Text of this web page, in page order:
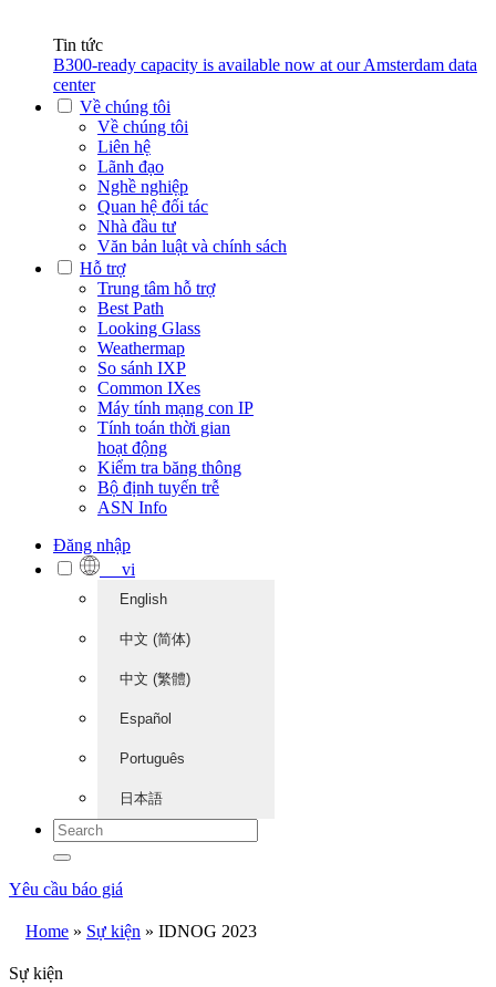
Tin tức
B300-ready capacity is available now at our Amsterdam data
center
Về chúng tôi
Về chúng tôi
Liên hệ
Lãnh đạo
Nghề nghiệp
Quan hệ đối tác
Nhà đầu tư
Văn bản luật và chính sách
Hỗ trợ
Trung tâm hỗ trợ
Best Path
Looking Glass
Weathermap
So sánh IXP
Common IXes
Máy tính mạng con IP
Tính toán thời gian
hoạt động
Kiểm tra băng thông
Bộ định tuyến trễ
ASN Info
Đăng nhập
vi
English
中文 (简体)
中文 (繁體)
Español
Português
日本語
Yêu cầu báo giá
Home » Sự kiện » IDNOG 2023
Sự kiện